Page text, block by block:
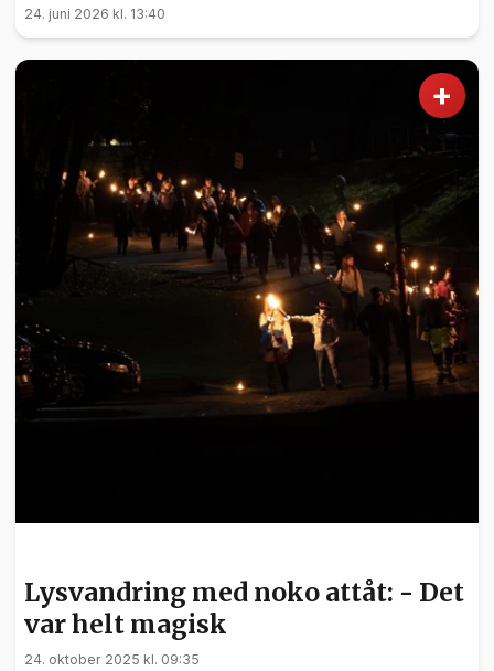
24. juni 2026 kl. 13:40
+
Lysvandring med noko attåt: - Det
var helt magisk
24. oktober 2025 kl. 09:35